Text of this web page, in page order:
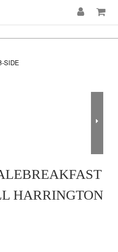
SIDE
HARRINGTON